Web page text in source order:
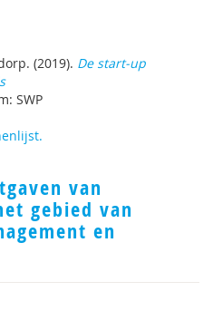
(2019). De start-up
SWP
van
gebied van
en